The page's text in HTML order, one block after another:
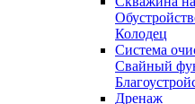
Колодец
Система
Свайный
Дренаж